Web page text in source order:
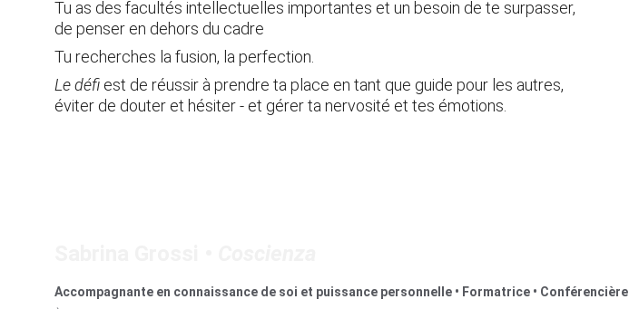
Tu as des facultés intellectuelles importantes et un besoin de te surpasser,
de penser en dehors du cadre
Tu recherches la fusion, la perfection.
Le défi est de réussir à prendre ta place en tant que guide pour les autres,
éviter de douter et hésiter - et gérer ta nervosité et tes émotions.
Accompagnante en connaissance de soi et puissance personnelle • Formatrice • Conférencière